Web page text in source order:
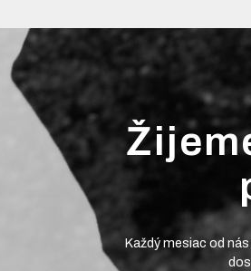
Každý mesiac od